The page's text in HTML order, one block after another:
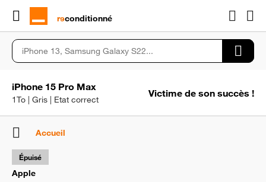
rɘconditionné
iPhone 15 Pro Max
1To | Gris | Etat correct
Victime de son succès !
Accueil
Apple
Épuisé